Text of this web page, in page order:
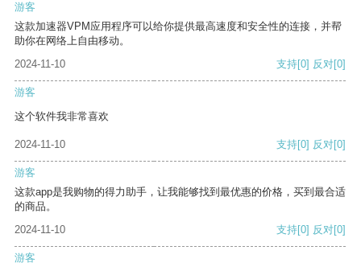
游客
这款加速器VPM应用程序可以给你提供最高速度和安全性的连接，并帮
助你在网络上自由移动。
2024-11-10
支持[0] 反对[0]
游客
这个软件我非常喜欢
2024-11-10 支持[0] 反对[0]
游客
这款app是我购物的得力助手，让我能够找到最优惠的价格，买到最合适
的商品。
2024-11-10
支持[0] 反对[0]
游客